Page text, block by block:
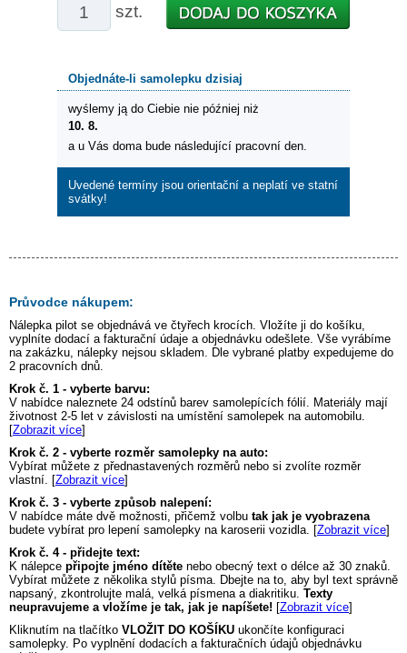
szt.
Objednáte-li samolepku dzisiaj
wyślemy ją do Ciebie nie później niż
10. 8.
a u Vás doma bude následující pracovní den.
Uvedené termíny jsou orientační a neplatí ve statní
svátky!
Průvodce nákupem:
Nálepka pilot se objednává ve čtyřech krocích. Vložíte ji do košíku,
vyplníte dodací a fakturační údaje a objednávku odešlete. Vše vyrábíme
na zakázku, nálepky nejsou skladem. Dle vybrané platby expedujeme do
2 pracovních dnů.
Krok č. 1 - vyberte barvu:
V nabídce naleznete 24 odstínů barev samolepících fólií. Materiály mají
životnost 2-5 let v závislosti na umístění samolepek na automobilu.
[Zobrazit více]
Krok č. 2 - vyberte rozměr samolepky na auto:
Vybírat můžete z přednastavených rozměrů nebo si zvolíte rozměr
vlastní. [Zobrazit více]
Krok č. 3 - vyberte způsob nalepení:
V nabídce máte dvě možnosti, přičemž volbu tak jak je vyobrazena
budete vybírat pro lepení samolepky na karoserii vozidla. [Zobrazit více]
Krok č. 4 - přidejte text:
K nálepce připojte jméno dítěte nebo obecný text o délce až 30 znaků.
Vybírat můžete z několika stylů písma. Dbejte na to, aby byl text správně
napsaný, zkontrolujte malá, velká písmena a diakritiku. Texty
neupravujeme a vložíme je tak, jak je napíšete! [Zobrazit více]
Kliknutím na tlačítko VLOŽIT DO KOŠÍKU ukončíte konfiguraci
samolepky. Po vyplnění dodacích a fakturačních údajů objednávku